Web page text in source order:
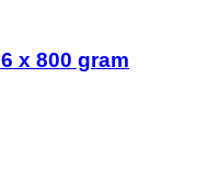
x 800 gram